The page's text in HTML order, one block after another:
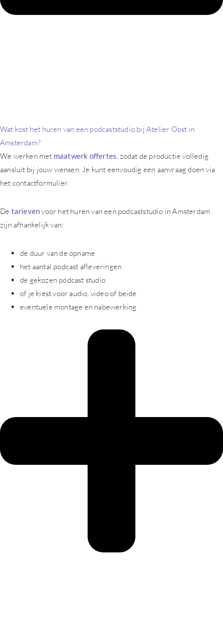
Wat kost het huren van een podcaststudio bij Atelier Oost in
Amsterdam?
We werken met maatwerk offertes , zodat de productie volledig
aansluit bij jouw wensen. Je kunt eenvoudig een aanvraag doen via
het contactformulier.
De tarievenvoor het huren van een podcaststudio in Amsterdam
zijn afhankelijk van:
de duur van de opname
het aantal podcast afleveringen
de gekozen podcast studio
of je kiest voor audio, video of beide
eventuele montage en nabewerking